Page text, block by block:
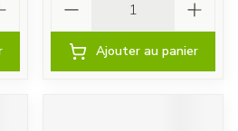
Ajouter au panier